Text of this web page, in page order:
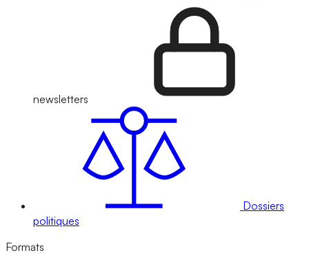
newsletters
Dossiers
politiques
Formats